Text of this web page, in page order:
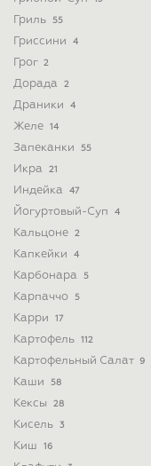
Гриль 55
Гриссини 4
Грог 2
Дорада 2
Драники 4
Желе 14
Запеканки 55
Икра 21
Индейка 47
Йогуртовый-Суп 4
Кальцоне 2
Капкейки 4
Карбонара 5
Карпаччо 5
Карри 17
Картофель 112
Картофельный Салат 9
Каши 58
Кексы 28
Кисель 3
Киш 16